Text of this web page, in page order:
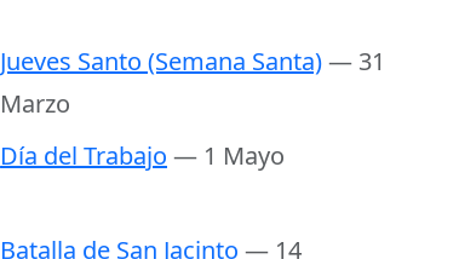
Jueves Santo (Semana Santa)— 31
Marzo
Día del Trabajo — 1 Mayo
Batalla de San Jacinto — 14